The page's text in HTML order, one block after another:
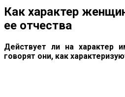
Как характер
ее отчества
Действует ли на характер
говорят они, как